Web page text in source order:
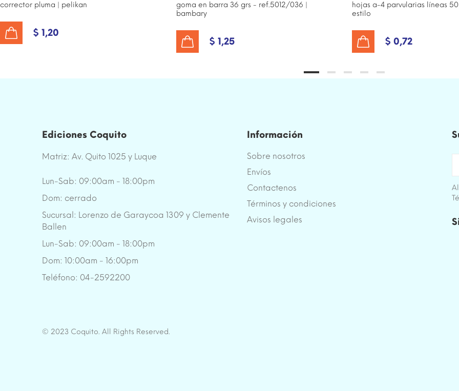
corrector pluma | pelikan
$ 1,20
goma en barra 36 grs - ref.5012/036 |
bambary
$ 1,25
hojas a-4 parvularias líneas
estilo
$ 0,72
Ediciones Coquito
Matriz: Av. Quito 1025 y Luque
Lun-Sab: 09:00am - 18:00pm
Dom: cerrado
Sucursal: Lorenzo de Garaycoa 1309 y Clemente
Ballen
Lun-Sab: 09:00am - 18:00pm
Dom: 10:00am - 16:00pm
Teléfono: 04-2592200
Información
Sobre nosotros
Envíos
Contactenos
Términos y condiciones
Avisos legales
© 2023 Coquito. All Rights Reserved.